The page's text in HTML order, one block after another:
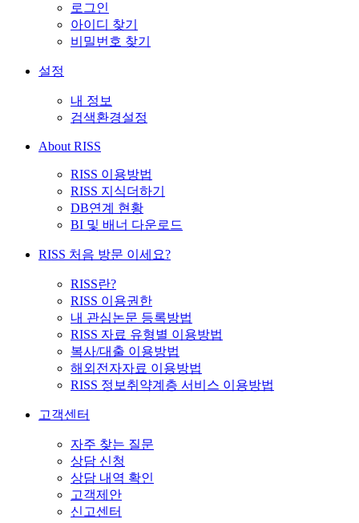
로그인
아이디 찾기
비밀번호 찾기
설정
내 정보
검색환경설정
About RISS
RISS 이용방법
RISS 지식더하기
DB연계 현황
BI 및 배너 다운로드
RISS 처음 방문 이세요?
RISS란?
RISS 이용권한
내 관심논문 등록방법
RISS 자료 유형별 이용방법
복사/대출 이용방법
해외전자자료 이용방법
RISS 정보취약계층 서비스 이용방법
고객센터
자주 찾는 질문
상담 신청
상담 내역 확인
고객제안
신고센터